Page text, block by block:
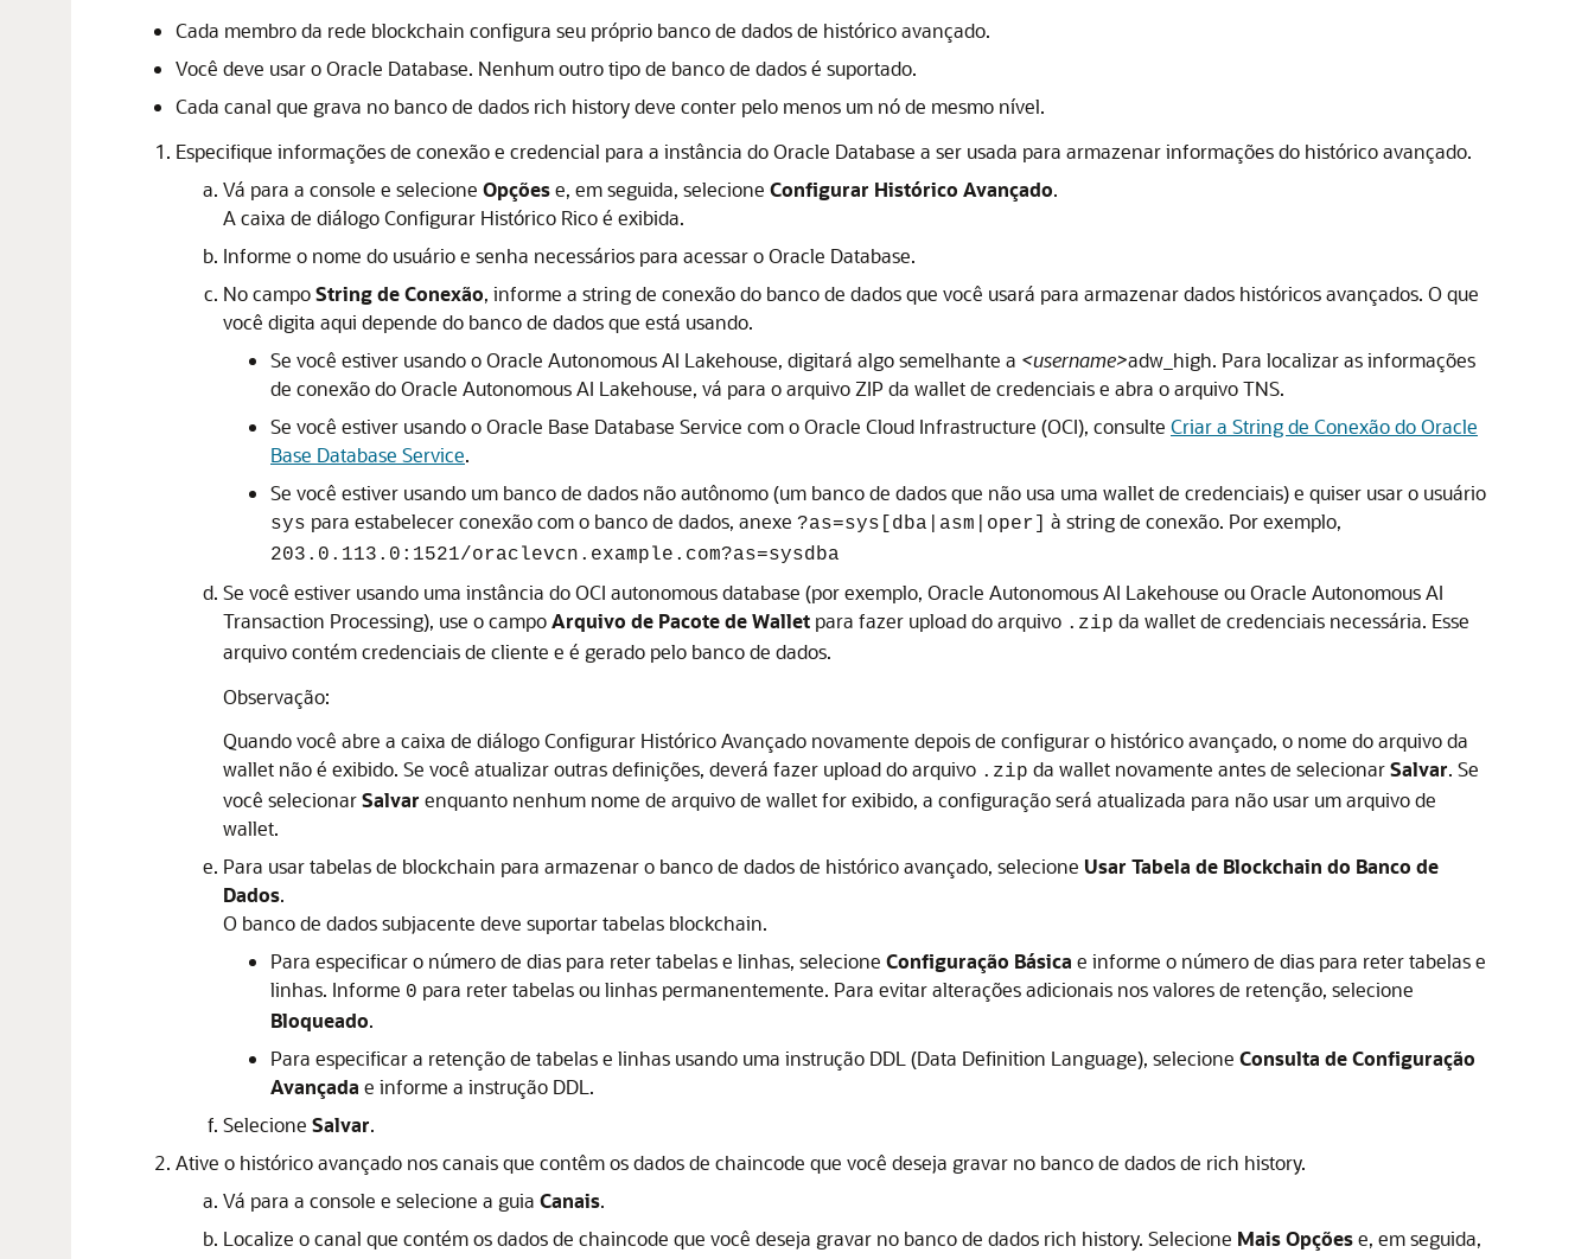
Cada membro da rede blockchain configura seu próprio banco de dados de histórico avançado.
Você deve usar o Oracle Database. Nenhum outro tipo de banco de dados é suportado.
Cada canal que grava no banco de dados rich history deve conter pelo menos um nó de mesmo nível.
Especifique informações de conexão e credencial para a instância do Oracle Database a ser usada para armazenar informações do histórico avançado.
Vá para a console e selecione Opçõese, em seguida, selecione Configurar Histórico Avançado.
A caixa de diálogoConfigurar Histórico Ricoé exibida.
Informe o nome do usuário e senha necessários para acessar o Oracle Database.
No campoString de Conexão, informe a string de conexão do banco de dados que você usará para armazenar dados históricos avançados. O que
você digita aqui depende do banco de dados que está usando.
Se você estiver usando oOracle Autonomous AI Lakehouse, digitará algo semelhante a <username>adw_high. Para localizar as informações
de conexão doOracle Autonomous AI Lakehouse, vá para o arquivo ZIP da wallet de credenciais e abra o arquivo TNS.
Se você estiver usando oOracle Base Database Service com oOracle Cloud Infrastructure (OCI), consulte Criar a String de Conexão do Oracle
Base Database Service.
Se você estiver usando um banco de dados não autônomo (um banco de dados que não usa uma wallet de credenciais) e quiser usar o usuário
sys para estabelecer conexão com o banco de dados, anexe ?as=sys[dba|asm|oper] à string de conexão. Por exemplo,
203.0.113.0:1521/oraclevcn.example.com?as=sysdba
Se você estiver usando uma instância do OCI autonomous database (por exemplo, Oracle Autonomous AI Lakehouse ouOracle Autonomous AI
Transaction Processing), use o campoArquivo de Pacote de Wallet para fazer upload do arquivo .zip da wallet de credenciais necessária. Esse
arquivo contém credenciais de cliente e é gerado pelo banco de dados.
Observação:
Quando você abre a caixa de diálogoConfigurar Histórico Avançado novamente depois de configurar o histórico avançado, o nome do arquivo da
wallet não é exibido. Se você atualizar outras definições, deverá fazer upload do arquivo .zip da wallet novamente antes de selecionarSalvar. Se
você selecionarSalvar enquanto nenhum nome de arquivo de wallet for exibido, a configuração será atualizada para não usar um arquivo de
wallet.
Para usar tabelas de blockchain para armazenar o banco de dados de histórico avançado, selecione Usar Tabela de Blockchain do Banco de
Dados.
O banco de dados subjacente deve suportar tabelas blockchain.
Para especificar o número de dias para reter tabelas e linhas, selecione Configuração Básica e informe o número de dias para reter tabelas e
linhas. Informe 0 para reter tabelas ou linhas permanentemente. Para evitar alterações adicionais nos valores de retenção, selecione
Bloqueado.
Para especificar a retenção de tabelas e linhas usando uma instrução DDL (Data Definition Language), selecione Consulta de Configuração
Avançada e informe a instrução DDL.
Selecione Salvar.
Ative o histórico avançado nos canais que contêm os dados de chaincode que você deseja gravar no banco de dados de rich history.
Vá para a console e selecione a guia Canais.
Localize o canal que contém os dados de chaincode que você deseja gravar no banco de dados rich history. Selecione Mais Opçõese, em seguida,